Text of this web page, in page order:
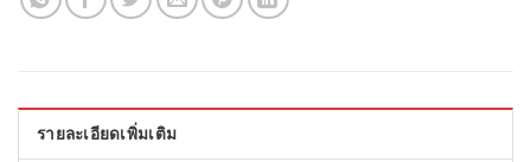
รายละเอียดเพิ่มเติม